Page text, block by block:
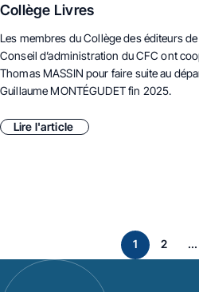
Collège Livres
Les membres du Collège des éditeurs
Conseil d’administration du CFC ont
Thomas MASSIN pour faire suite au
Guillaume MONTÉGUDET fin 2025.
Lire l'article
page
1 page
2 ...